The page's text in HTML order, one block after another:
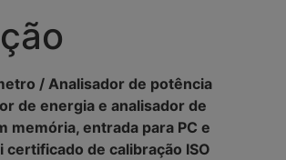
/ Analisador de potência
de energia e analisador de
memória, entrada para PC e
de calibração ISO